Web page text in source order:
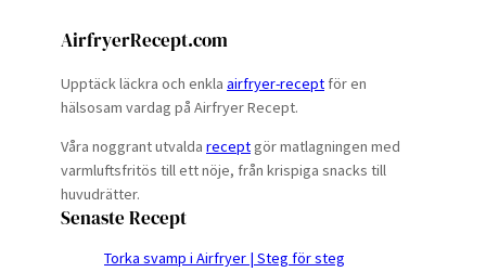
AirfryerRecept.com
Upptäck läckra och enkla airfryer-recept för en
hälsosam vardag på Airfryer Recept.
Våra noggrant utvalda receptgör matlagningen med
varmluftsfritös till ett nöje, från krispiga snacks till
huvudrätter.
Senaste Recept
Torka svamp i Airfryer | Steg för steg